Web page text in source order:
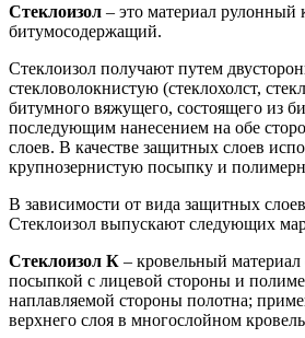
Стеклоизол – это материал рулонный
битумосодержащий.
Стеклоизол получают путем
стекловолокнистую (стеклохолст,
битумного вяжущего, состоящего из
последующим нанесением на обе
слоев. В качестве защитных слоев
крупнозернистую посыпку и
В зависимости от вида защитных
Стеклоизол выпускают следующих
Стеклоизол К – кровельный материал
посыпкой с лицевой стороны и
наплавляемой стороны полотна;
верхнего слоя в многослойном